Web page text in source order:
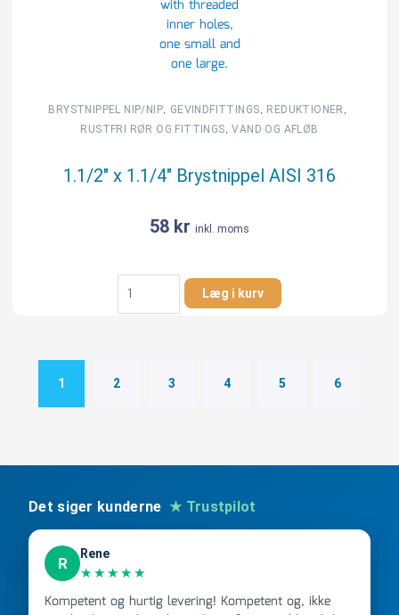
BRYSTNIPPEL NIP/NIP, GEVINDFITTINGS, REDUKTIONER ,
RUSTFRI RØR OG FITTINGS,VAND OG AFLØB
1.1/2″ x 1.1/4″ Brystnippel AISI 316
58 kr inkl. moms
1.1/2"
1.1/4"
316
Læg i kurv
1 2 3 4 5 6
Det siger kunderne ★ Trustpilot
R
Rene
★★★★★
Kompetent og hurtig levering! Kompetent og, ikke